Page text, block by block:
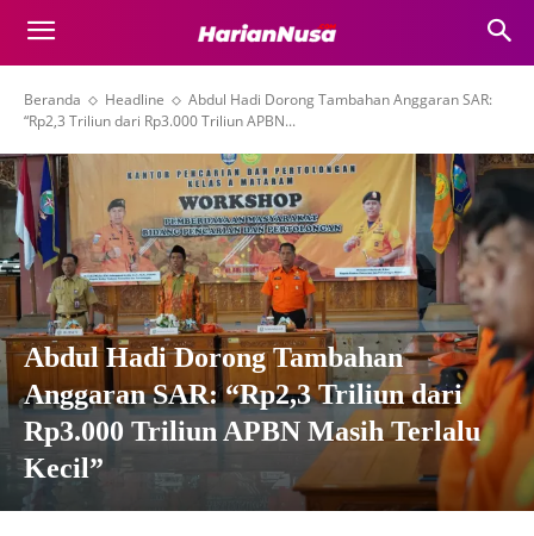
Beranda Headline
Abdul Hadi Dorong Tambahan Anggaran SAR:
“Rp2,3 Triliun dari Rp3.000 Triliun APBN...
Abdul Hadi Dorong Tambahan
Anggaran SAR: “Rp2,3 Triliun dari
Rp3.000 Triliun APBN Masih Terlalu
Kecil”